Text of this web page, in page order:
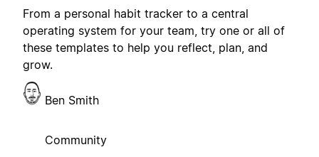
From a personal habit tracker to a central
operating system for your team, try one or all of
these templates to help you reflect, plan, and
grow.
Ben Smith
Community